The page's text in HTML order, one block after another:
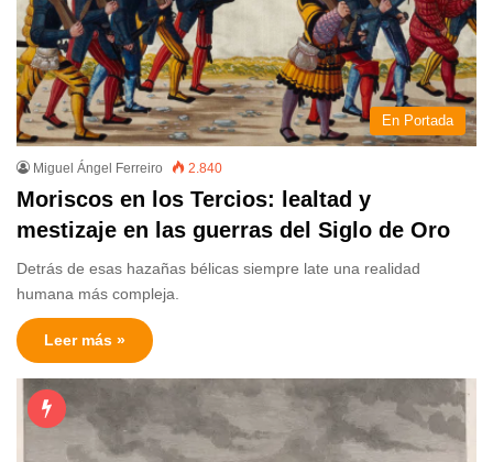
En Portada
Miguel Ángel Ferreiro 2.840
Moriscos en los Tercios: lealtad y
mestizaje en las guerras del Siglo de Oro
Detrás de esas hazañas bélicas siempre late una realidad
humana más compleja.
Leer más »